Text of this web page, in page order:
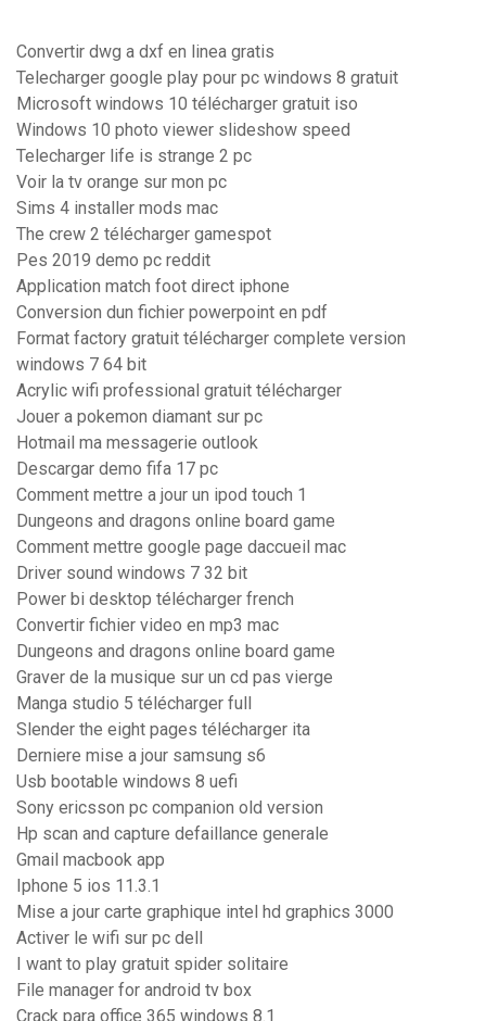
Convertir dwg a dxf en linea gratis
Telecharger google play pour pc windows 8 gratuit
Microsoft windows 10 télécharger gratuit iso
Windows 10 photo viewer slideshow speed
Telecharger life is strange 2 pc
Voir la tv orange sur mon pc
Sims 4 installer mods mac
The crew 2 télécharger gamespot
Pes 2019 demo pc reddit
Application match foot direct iphone
Conversion dun fichier powerpoint en pdf
Format factory gratuit télécharger complete version
windows 7 64 bit
Acrylic wifi professional gratuit télécharger
Jouer a pokemon diamant sur pc
Hotmail ma messagerie outlook
Descargar demo fifa 17 pc
Comment mettre a jour un ipod touch 1
Dungeons and dragons online board game
Comment mettre google page daccueil mac
Driver sound windows 7 32 bit
Power bi desktop télécharger french
Convertir fichier video en mp3 mac
Dungeons and dragons online board game
Graver de la musique sur un cd pas vierge
Manga studio 5 télécharger full
Slender the eight pages télécharger ita
Derniere mise a jour samsung s6
Usb bootable windows 8 uefi
Sony ericsson pc companion old version
Hp scan and capture defaillance generale
Gmail macbook app
Iphone 5 ios 11.3.1
Mise a jour carte graphique intel hd graphics 3000
Activer le wifi sur pc dell
I want to play gratuit spider solitaire
File manager for android tv box
Crack para office 365 windows 8.1